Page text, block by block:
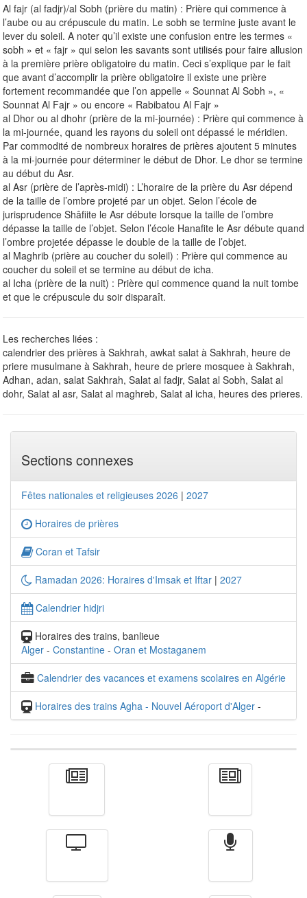
Al fajr (al fadjr)/al Sobh (prière du matin) : Prière qui commence à
l’aube ou au crépuscule du matin. Le sobh se termine juste avant le
lever du soleil. A noter qu’il existe une confusion entre les termes «
sobh » et « fajr » qui selon les savants sont utilisés pour faire allusion
à la première prière obligatoire du matin. Ceci s’explique par le fait
que avant d’accomplir la prière obligatoire il existe une prière
fortement recommandée que l’on appelle « Sounnat Al Sobh », «
Sounnat Al Fajr » ou encore « Rabibatou Al Fajr »
al Dhor ou al dhohr (prière de la mi-journée) : Prière qui commence à
la mi-journée, quand les rayons du soleil ont dépassé le méridien.
Par commodité de nombreux horaires de prières ajoutent 5 minutes
à la mi-journée pour déterminer le début de Dhor. Le dhor se termine
au début du Asr.
al Asr (prière de l’après-midi) : L’horaire de la prière du Asr dépend
de la taille de l’ombre projeté par un objet. Selon l’école de
jurisprudence Shâfiite le Asr débute lorsque la taille de l’ombre
dépasse la taille de l’objet. Selon l’école Hanafite le Asr débute quand
l’ombre projetée dépasse le double de la taille de l’objet.
al Maghrib (prière au coucher du soleil) : Prière qui commence au
coucher du soleil et se termine au début de icha.
al Icha (prière de la nuit) : Prière qui commence quand la nuit tombe
et que le crépuscule du soir disparaît.
Les recherches liées :
calendrier des prières à Sakhrah, awkat salat à Sakhrah, heure de
priere musulmane à Sakhrah, heure de priere mosquee à Sakhrah,
Adhan, adan, salat Sakhrah, Salat al fadjr, Salat al Sobh, Salat al
dohr, Salat al asr, Salat al maghreb, Salat al icha, heures des prieres.
Sections connexes
Fêtes nationales et religieuses 2026 | 2027
Horaires de prières
Coran et Tafsir
Ramadan 2026: Horaires d'Imsak et Iftar | 2027
Calendrier hidjri
Horaires des trains, banlieue
Alger - Constantine - Oran et Mostaganem
Calendrier des vacances et examens scolaires en Algérie
Horaires des trains Agha - Nouvel Aéroport d'Alger -